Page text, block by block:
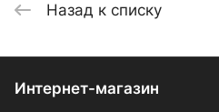
Назад к списку
Интернет-магазин